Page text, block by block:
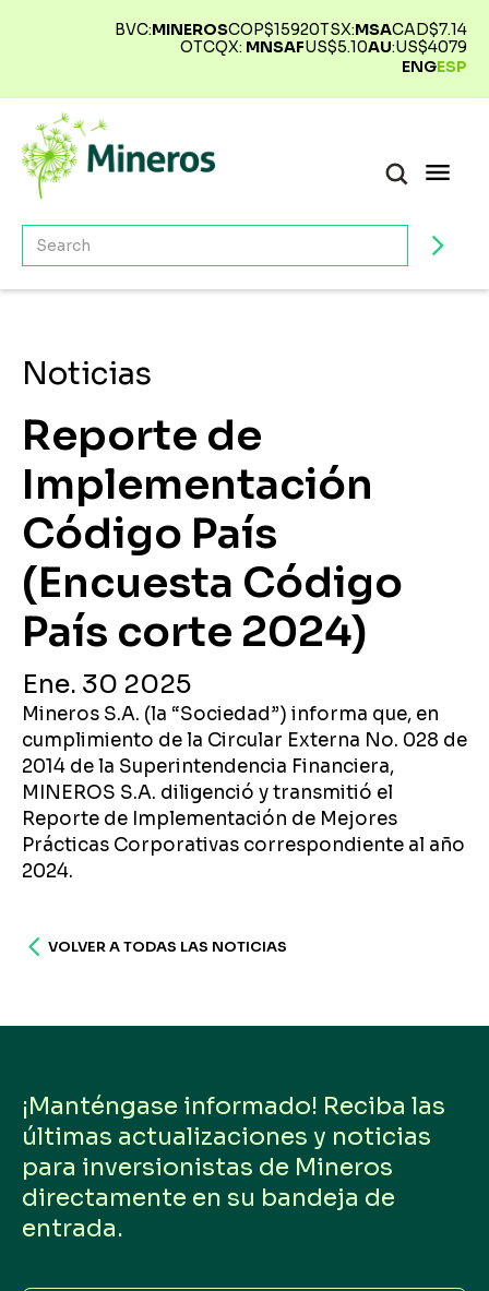
BVC:MINEROSCOP$15920TSX:MSACAD$7.14
OTCQX: MNSAFUS$5.10AU:US$4079
ENGESP
Noticias
Reporte de
Implementación
Código País
(Encuesta Código
País corte 2024)
Ene. 30 2025
Mineros S.A. (la “Sociedad”) informa que, en
cumplimiento de la Circular Externa No. 028 de
2014 de la Superintendencia Financiera,
MINEROS S.A. diligenció y transmitió el
Reporte de Implementación de Mejores
Prácticas Corporativas correspondiente al año
2024.
VOLVER A TODAS LAS NOTICIAS
¡Manténgase informado! Reciba las
últimas actualizaciones y noticias
para inversionistas de Mineros
directamente en su bandeja de
entrada.